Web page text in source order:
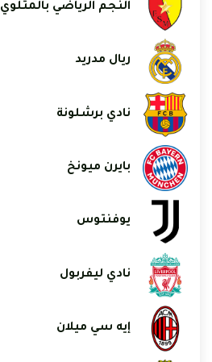
النجم الرياضي بالمتلوي
ريال مدريد
نادي برشلونة
بايرن ميونخ
يوفنتوس
نادي ليفربول
إيه سي ميلان